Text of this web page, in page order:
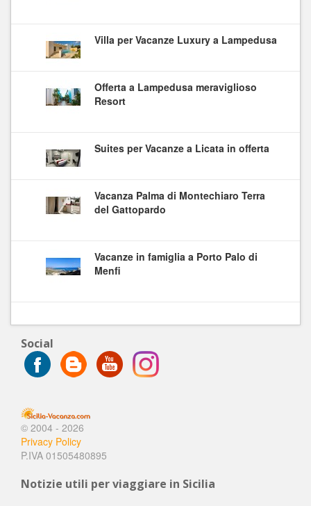
Villa per Vacanze Luxury a Lampedusa
Offerta a Lampedusa meraviglioso
Resort
Suites per Vacanze a Licata in offerta
Vacanza Palma di Montechiaro Terra
del Gattopardo
Vacanze in famiglia a Porto Palo di
Menfi
Social
© 2004 - 2026
Privacy Policy
P.IVA 01505480895
Notizie utili per viaggiare in Sicilia